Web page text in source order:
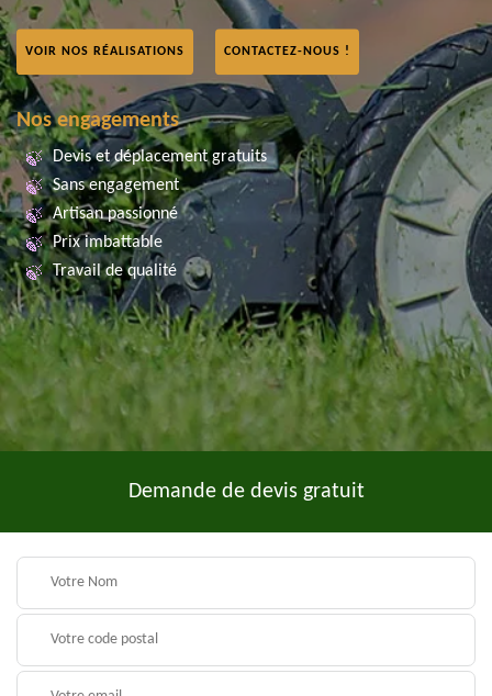
VOIR NOS RÉALISATIONS CONTACTEZ-NOUS !
Nos engagements
Devis et déplacement gratuits
Sans engagement
Artisan passionné
Prix imbattable
Travail de qualité
Demande de devis gratuit